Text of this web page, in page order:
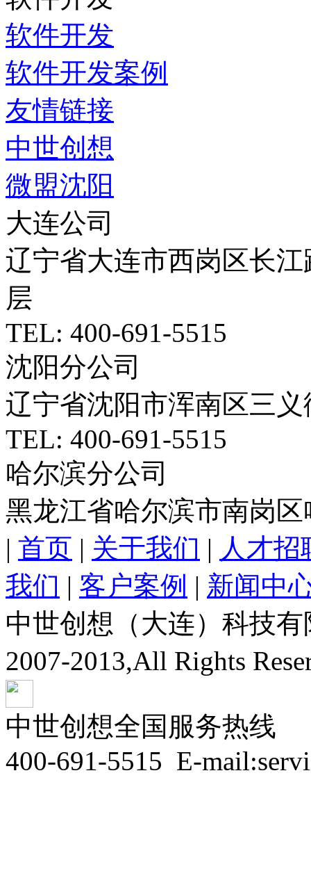
软件开发
软件开发案例
友情链接
中世创想
微盟沈阳
大连公司
辽宁省大连市西岗区长江
层
TEL: 400-691-5515
沈阳分公司
辽宁省沈阳市浑南区三
TEL: 400-691-5515
哈尔滨分公司
黑龙江省哈尔滨市南岗
| 首页 | 关于我们 | 人才招
我们 | 客户案例 | 新闻中
中世创想（大连）科技
2007-2013,All Rights
中世创想全国服务热线
400-691-5515 E-